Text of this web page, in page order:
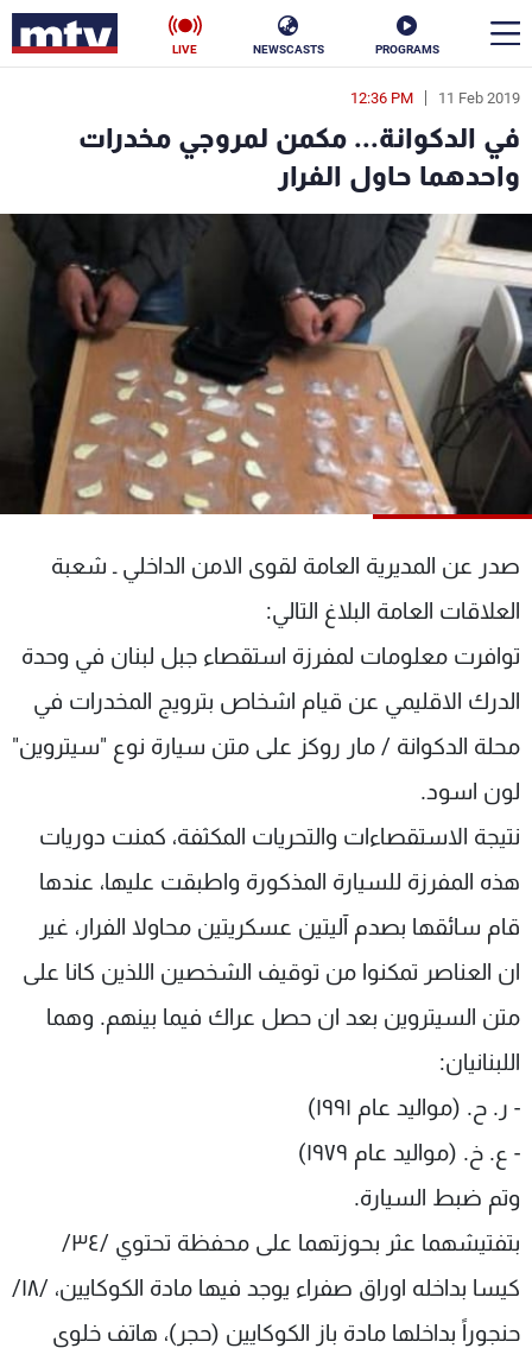
PROGRAMS
NEWSCASTS
LIVE
11 Feb 2019
12:36 PM
في الدكوانة... مكمن لمروجي مخدرات
واحدهما حاول الفرار
صدر عن المديرية العامة لقوى الامن الداخلي ـ شعبة
العلاقات العامة البلاغ التالي:
توافرت معلومات لمفرزة استقصاء جبل لبنان في وحدة
الدرك الاقليمي عن قيام اشخاص بترويج المخدرات في
محلة الدكوانة / مار روكز على متن سيارة نوع "سيتروين"
لون اسود.
نتيجة الاستقصاءات والتحريات المكثفة، كمنت دوريات
هذه المفرزة للسيارة المذكورة واطبقت عليها، عندها
قام سائقها بصدم آليتين عسكريتين محاولا الفرار، غير
ان العناصر تمكنوا من توقيف الشخصين اللذين كانا على
متن السيتروين بعد ان حصل عراك فيما بينهم. وهما
اللبنانيان:
- ر. ح. (مواليد عام ١٩٩١)
- ع. خ. (مواليد عام ١٩٧٩)
وتم ضبط السيارة.
بتفتيشهما عثر بحوزتهما على محفظة تحتوي /٣٤/
كيسا بداخله اوراق صفراء يوجد فيها مادة الكوكايين، /١٨/
حنجوراً بداخلها مادة باز الكوكايين (حجر)، هاتف خلوي
en
الأخبار
سياسة ناس
إقتصاد
منوعات
كأس العالم
البرامج
جدول البرامج
شاهد البرامج
عن MTV
الإنـتـاج
لاعلاناتكم
وظائف
تواصل معنا
شروط الإسـتخدام
سياسة الخصوصية